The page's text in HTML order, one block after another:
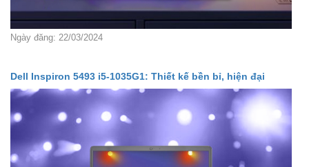
Ngày đăng: 22/03/2024
Dell Inspiron 5493 i5-1035G1: Thiết kế bền bỉ, hiện đại